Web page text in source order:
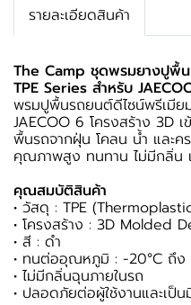
รายละเอียดสินค้า
The Camp ชุดพรมยางปูพื้
TPE Series สำหรับ
พรมปูพื้นรถยนต์ดีไซน์พรีเมีย
JAECOO 6 โครงสร้าง 3D
พื้นรถจากฝุ่น โคลน น้ำ และ
คุณภาพสูง ทนทาน ไม่มีกลิ่น
คุณสมบัติสินค้า
• วัสดุ : TPE
• โครงสร้าง : 3D Molded
• สี : ดำ
• ทนต่ออุณหภูมิ : -20°C ถึง
• ไม่มีกลิ่นฉุนภายในรถ
• ปลอดภัยต่อผู้ใช้งานและเป็